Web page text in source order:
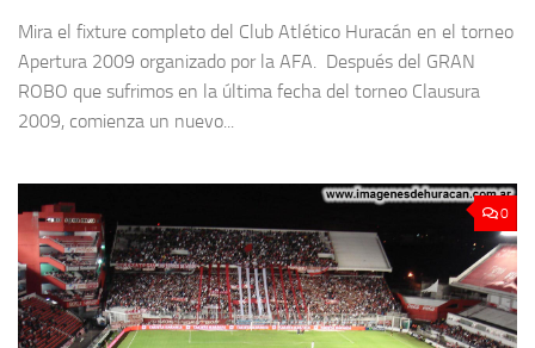
Mira el fixture completo del Club Atlético Huracán en el torneo
Apertura 2009 organizado por la AFA. Después del GRAN
ROBO que sufrimos en la última fecha del torneo Clausura
2009, comienza un nuevo...
0